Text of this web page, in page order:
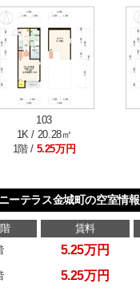
103
1K / 20.28㎡
1階 / 5.25万円
ーテラス金城町の空室情報
賃料
5.25万円
5.25万円